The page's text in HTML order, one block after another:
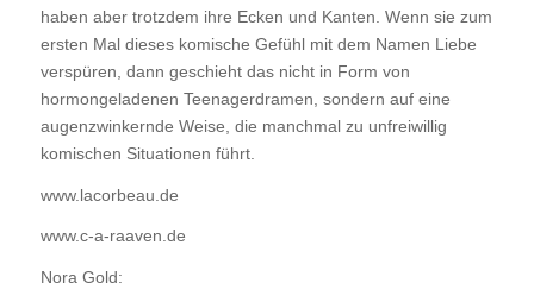
haben aber trotzdem ihre Ecken und Kanten. Wenn sie zum
ersten Mal dieses komische Gefühl mit dem Namen Liebe
verspüren, dann geschieht das nicht in Form von
hormongeladenen Teenagerdramen, sondern auf eine
augenzwinkernde Weise, die manchmal zu unfreiwillig
komischen Situationen führt.
www.lacorbeau.de
www.c-a-raaven.de
Nora Gold: